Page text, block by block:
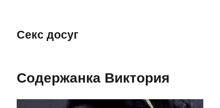
Секс досуг
Содержанка Виктория